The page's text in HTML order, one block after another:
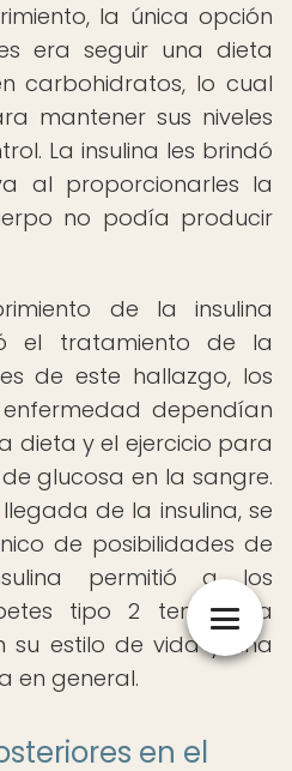
la única opción
era seguir una dieta
carbohidratos, lo cual
mantener sus niveles
La insulina les brindó
al proporcionarles la
no podía producir
de la insulina
el tratamiento de la
de este hallazgo, los
dependían
dieta y el ejercicio para
glucosa en la sangre.
de la insulina, se
de posibilidades de
permitió a los
tipo 2 tener una
su estilo de vida y una
en general.
en el